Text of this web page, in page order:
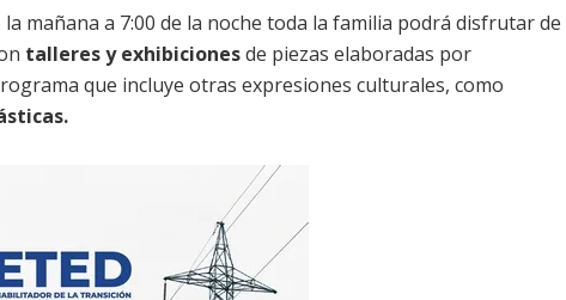
mañana a 7:00 de la noche toda la familia podrá disfrutar de
talleres y exhibicionesde piezas elaboradas por
que incluye otras expresiones culturales, como